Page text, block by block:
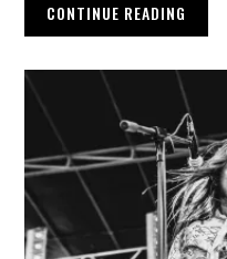
CONTINUE READING